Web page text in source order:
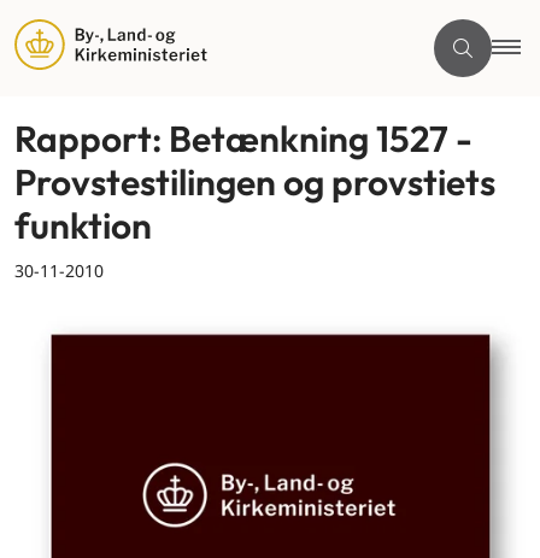
Rapport: Betænkning 1527 -
Provstestilingen og provstiets
funktion
30-11-2010